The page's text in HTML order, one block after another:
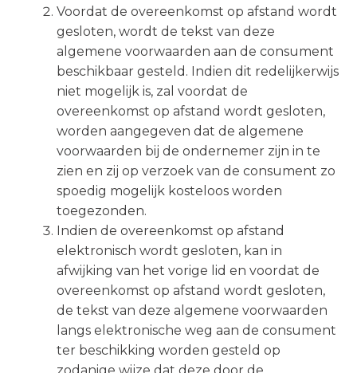
Voordat de overeenkomst op afstand wordt
gesloten, wordt de tekst van deze
algemene voorwaarden aan de consument
beschikbaar gesteld. Indien dit redelijkerwijs
niet mogelijk is, zal voordat de
overeenkomst op afstand wordt gesloten,
worden aangegeven dat de algemene
voorwaarden bij de ondernemer zijn in te
zien en zij op verzoek van de consument zo
spoedig mogelijk kosteloos worden
toegezonden.
Indien de overeenkomst op afstand
elektronisch wordt gesloten, kan in
afwijking van het vorige lid en voordat de
overeenkomst op afstand wordt gesloten,
de tekst van deze algemene voorwaarden
langs elektronische weg aan de consument
ter beschikking worden gesteld op
zodanige wijze dat deze door de